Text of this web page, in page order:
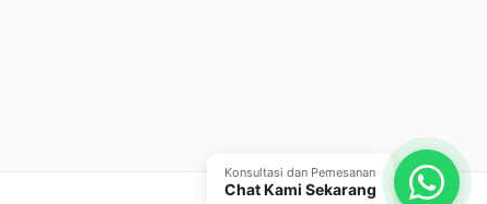
Konsultasi dan Pemesanan
Chat Kami Sekarang